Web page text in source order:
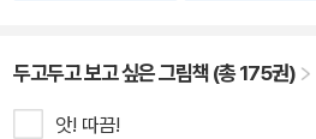
두고두고 보고 싶은 그림책 (총 175권)
앗! 따끔!